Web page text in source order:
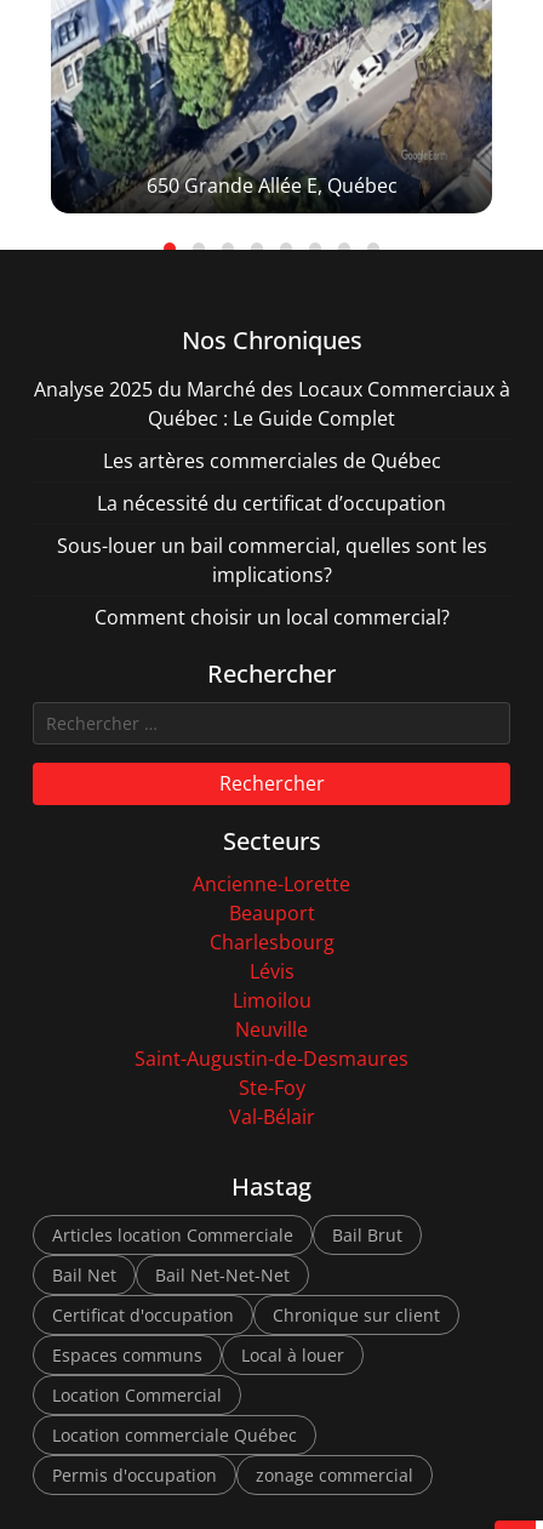
650 Grande Allée E, Québec
Nos Chroniques
Analyse 2025 du Marché des Locaux Commerciaux à
Québec : Le Guide Complet
Les artères commerciales de Québec
La nécessité du certificat d’occupation
Sous-louer un bail commercial, quelles sont les
implications?
Comment choisir un local commercial?
Rechercher
Rechercher
Secteurs
Ancienne-Lorette
Beauport
Charlesbourg
Lévis
Limoilou
Neuville
Saint-Augustin-de-Desmaures
Ste-Foy
Val-Bélair
Hastag
Articles location Commerciale
Bail Brut
Bail Net
Bail Net-Net-Net
Certificat d'occupation
Chronique sur client
Espaces communs
Local à louer
Location Commercial
Location commerciale Québec
Permis d'occupation
zonage commercial